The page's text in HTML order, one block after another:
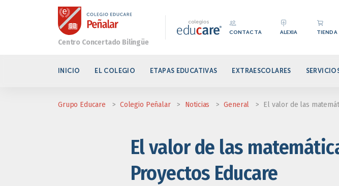
CONTACTA ALEXIA TIENDA
INICIO EL COLEGIO ETAPAS EDUCATIVAS EXTRAESCOLARES
Grupo Educare > Colegio Peñalar > Noticias > General > El valor de las
El valor de las
Proyectos Educare